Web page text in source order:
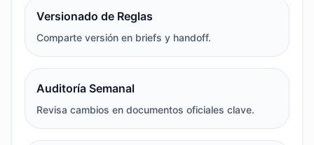
Versionado de Reglas
Comparte versión en briefs y handoff.
Auditoría Semanal
Revisa cambios en documentos oficiales clave.